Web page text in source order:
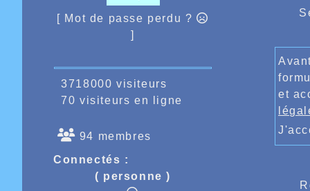
le
Côté
bien
avec
200m
[ Mot de passe perdu ?
]
3718000 visiteurs
70 visiteurs en ligne
94 membres
Connectés :
( personne )
et